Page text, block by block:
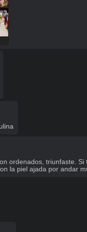
ordenados, triunfaste.
la piel ajada por andar